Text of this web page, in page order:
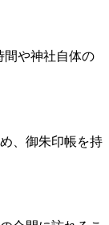
間や神社自体の
、御朱印帳を持